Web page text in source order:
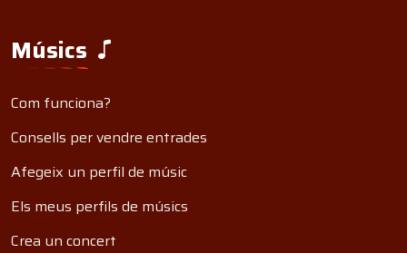
Músics
Com funciona?
Consells per vendre entrades
Afegeix un perfil de músic
Els meus perfils de músics
Crea un concert